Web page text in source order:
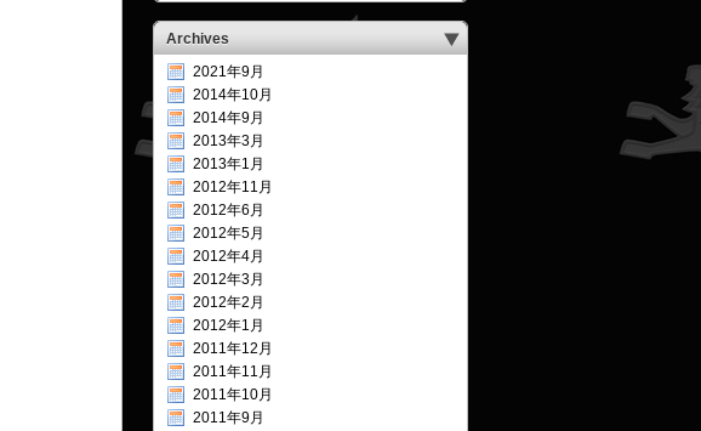
Archives
2021年9月
2014年10月
2014年9月
2013年3月
2013年1月
2012年11月
2012年6月
2012年5月
2012年4月
2012年3月
2012年2月
2012年1月
2011年12月
2011年11月
2011年10月
2011年9月